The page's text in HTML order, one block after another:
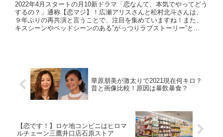
2022年4月スタートの月10新ドラマ「恋なんて、本気でやってどう
するの？」通称【恋マジ】！広瀬アリスさんと松村北斗さんは、
９年ぶりの再共演と言うことで、注目を集めていますね！また、
キスシーンやベッドシーンのある”がっつりラブストーリー”と...
華原朋美が激太りで2021現在何キロ？
昔と画像比較！原因は暴飲暴食？
【恋です！】ロケ地コンビニはヒロマ
ルチェーン三鷹井口店石原ストア